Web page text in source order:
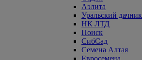
Аэлита
Уральский дачник
НК ЛТД
Поиск
СибСад
Семена Алтая
Евросемена